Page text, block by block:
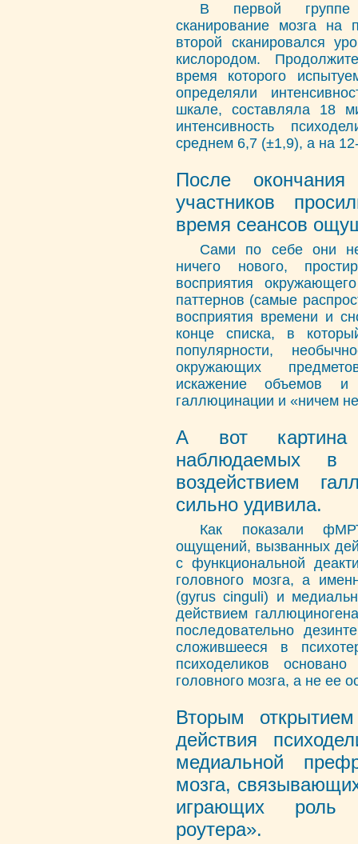
В первой группе
сканирование мозга на
второй сканировался
кислородом.
время которого
определяли
шкале, составляла 18
интенсивность
среднем 6,7 (±1,9), а на
После
участников
время сеансов
Сами по себе они
ничего нового,
восприятия
паттернов (самые
восприятия времени и
конце списка, в
популярности,
окружающих
искажение объемов и
галлюцинации и «ничем
А вот картина
наблюдаемых в
воздействием
сильно удивила.
Как показали
ощущений, вызванных
с функциональной
головного мозга, а
(gyrus cinguli) и
действием
последовательно
сложившееся в
психоделиков
головного мозга, а не ее
Вторым
действия
медиальной
мозга,
играющих роль
роутера».